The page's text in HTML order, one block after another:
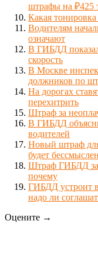
штрафы на ₽425
Какая
Водителям
означают
В ГИБДД
скорость
В Москве
должников по
На дорогах
перехитрить
Штраф за
В ГИБДД
водителей
Новый штраф
будет
Штраф ГИБДД за
почему
ГИБДД устроит
надо ли
Оцените →